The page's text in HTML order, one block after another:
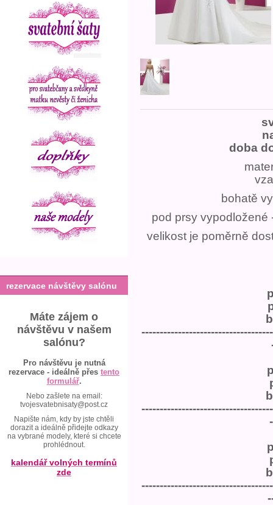
rezervace návštěvy salónu
Máte zájem o
návštěvu v našem
salónu?
Pro návštěvu je nutná
rezervace - ideálně přes tento
formulář.
Nebo zašlete na email:
tvojesvatebnisaty@post.cz
Napište nám, kdy by jste chtěli
dorazit a ideálně přidejte odkazy
na vybrané modely, které si chcete
prohlédnout.
kalendář volných termínů
zde
doba
bohatě
pod prsy vypodložené
velikost je poměrně